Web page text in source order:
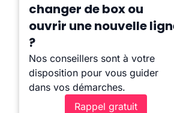
changer de box ou
ouvrir une nouvelle
?
Nos conseillers sont à votre
disposition pour vous guider
dans vos démarches.
Rappel gratuit